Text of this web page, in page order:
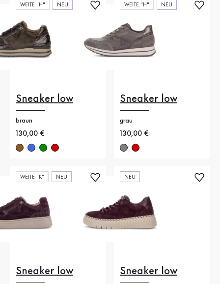
WEITE "H" NEU
Sneaker low
braun
Neuer Preis
130,00 €
WEITE "H" NEU
Sneaker low
grau
Neuer Preis
130,00 €
WEITE "K" NEU
Sneaker low
NEU
Sneaker low